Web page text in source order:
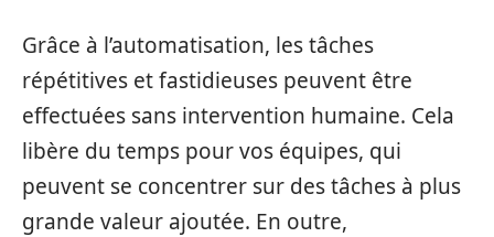
Grâce à l’automatisation, les tâches
répétitives et fastidieuses peuvent être
effectuées sans intervention humaine. Cela
libère du temps pour vos équipes, qui
peuvent se concentrer sur des tâches à plus
grande valeur ajoutée. En outre,